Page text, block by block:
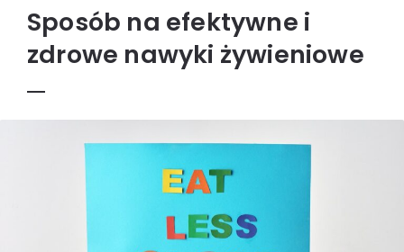
Sposób na efektywne i
zdrowe nawyki żywieniowe